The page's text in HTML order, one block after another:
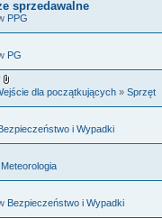
ą
z
sprzedawalne
PPG
PG
Z
a
ł
c
z
i
dla początkujących » Sprzęt
i Wypadki
Meteorologia
Bezpieczeństwo i Wypadki